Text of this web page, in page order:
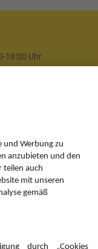
18:00 Uhr